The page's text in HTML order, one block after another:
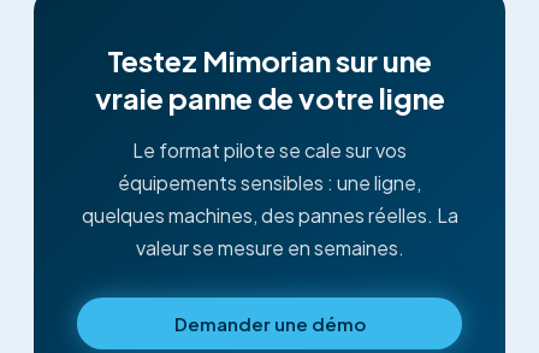
Testez Mimorian sur une
vraie panne de votre ligne
Le format pilote se cale sur vos
équipements sensibles : une ligne,
quelques machines, des pannes réelles. La
valeur se mesure en semaines.
Demander une démo